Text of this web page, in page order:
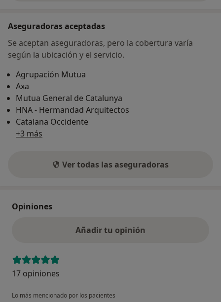
Aseguradoras aceptadas
Se aceptan aseguradoras, pero la cobertura varía
según la ubicación y el servicio.
Agrupación Mutua
Axa
Mutua General de Catalunya
HNA - Hermandad Arquitectos
Catalana Occidente
+3 más
Ver todas las aseguradoras
Opiniones
Añadir tu opinión
17 opiniones
Lo más mencionado por los pacientes